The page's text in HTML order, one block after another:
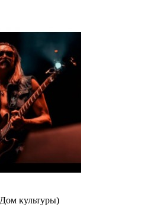
культуры)